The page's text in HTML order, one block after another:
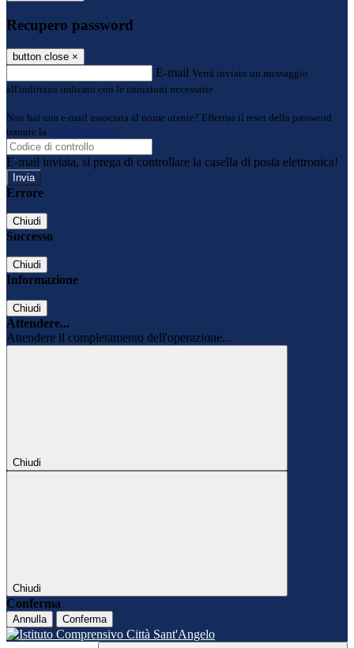
Recupero password
button close ×
E-mail Verrà inviato un messaggio
all'indirizzo indicato con le istruzioni necessarie.
Non hai una e-mail associata al nome utente? Effettua il reset della password
tramite la
Login Spaggiari
E-mail inviata, si prega di controllare la casella di posta elettronica!
Errore
Chiudi
Successo
Chiudi
Informazione
Chiudi
Attendere...
Attendere il completamento dell'operazione...
Chiudi
Chiudi
Conferma
Annulla Conferma